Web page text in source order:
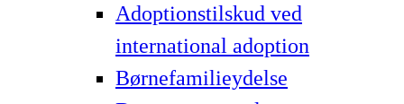
Adoptionstilskud ved
international adoption
Børnefamilieydelse